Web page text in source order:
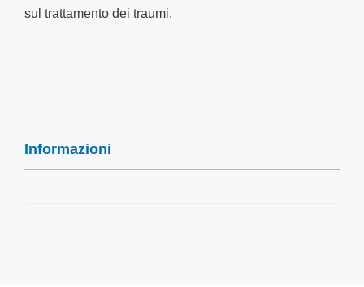
sul trattamento dei traumi.
Informazioni